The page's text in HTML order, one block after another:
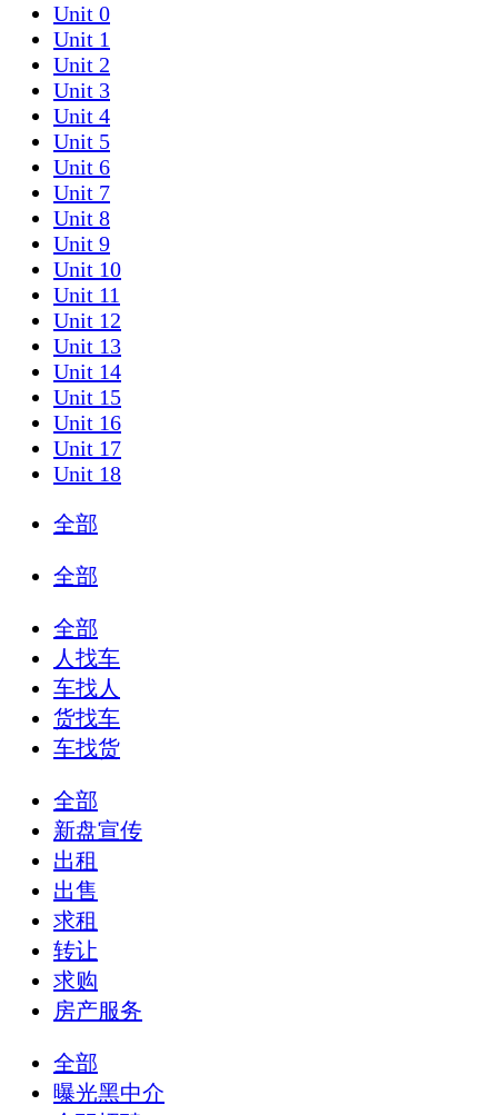
Unit 0
Unit 1
Unit 2
Unit 3
Unit 4
Unit 5
Unit 6
Unit 7
Unit 8
Unit 9
Unit 10
Unit 11
Unit 12
Unit 13
Unit 14
Unit 15
Unit 16
Unit 17
Unit 18
全部
全部
全部
人找车
车找人
货找车
车找货
全部
新盘宣传
出租
出售
求租
转让
求购
房产服务
全部
曝光黑中介